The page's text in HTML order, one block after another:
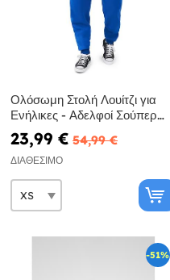
Ολόσωμη Στολή Λουίτζι για
Ενήλικες - Αδελφοί Σούπερ
Μάριο
23,99 € 54,99 €
ΔΙΑΘΈΣΙΜΟ
-51%